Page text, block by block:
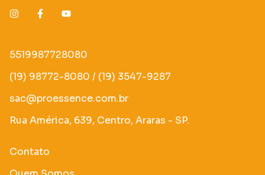
5519987728080
(19) 98772-8080 / (19) 3547-9287
sac@proessence.com.br
Rua América, 639, Centro, Araras - SP.
Contato